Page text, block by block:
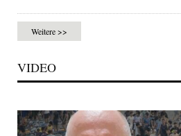
Weitere >>
VIDEO